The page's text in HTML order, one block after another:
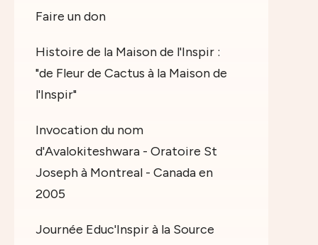
Faire un don
Histoire de la Maison de l'Inspir :
"de Fleur de Cactus à la Maison de
l'Inspir"
Invocation du nom
d'Avalokiteshwara - Oratoire St
Joseph à Montreal - Canada en
2005
Journée Educ'Inspir à la Source